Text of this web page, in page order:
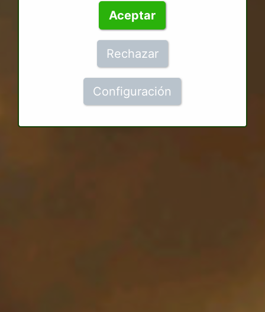
Aceptar
Rechazar
Configuración